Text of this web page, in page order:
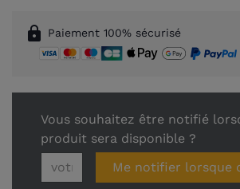
lock Paiement 100% sécurisé
Vous souhaitez être notifié
produit sera disponible ?
Me notifier lorsque